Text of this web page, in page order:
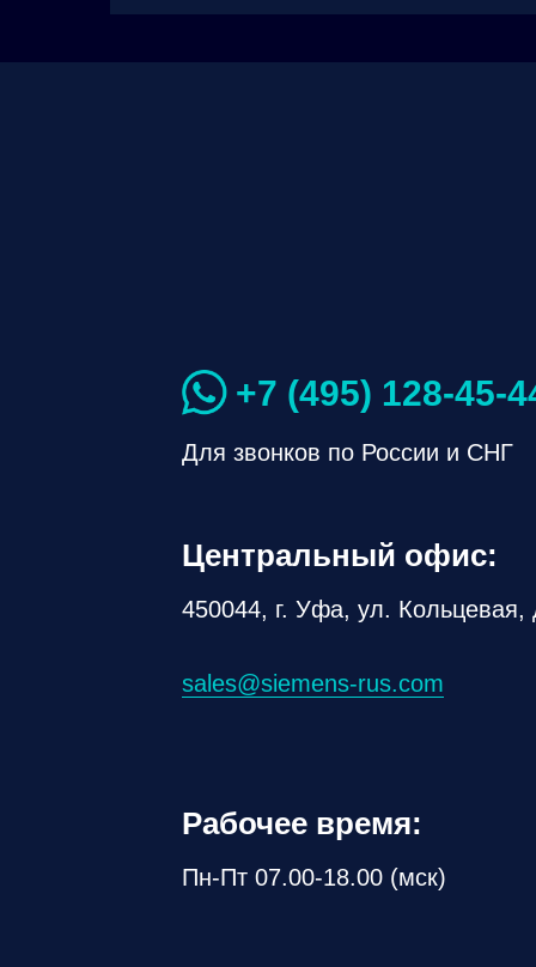
Для звонков по России и СНГ
+7 (495) 128-45-
450044, г. Уфа, ул. Кольцевая,
sales@siemens-rus.com
Центральный офис:
Пн-Пт 07.00-18.00 (мск)
Рабочее время: